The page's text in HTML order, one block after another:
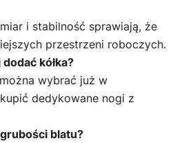
i stabilność sprawiają, że
przestrzeni roboczych.
kółka?
wybrać już w
dedykowane nogi z
blatu?